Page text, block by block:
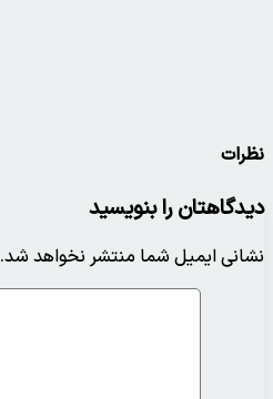
نظرات
دیدگاهتان را بنویسید
نشانی ایمیل شما منتشر نخواهد شد.